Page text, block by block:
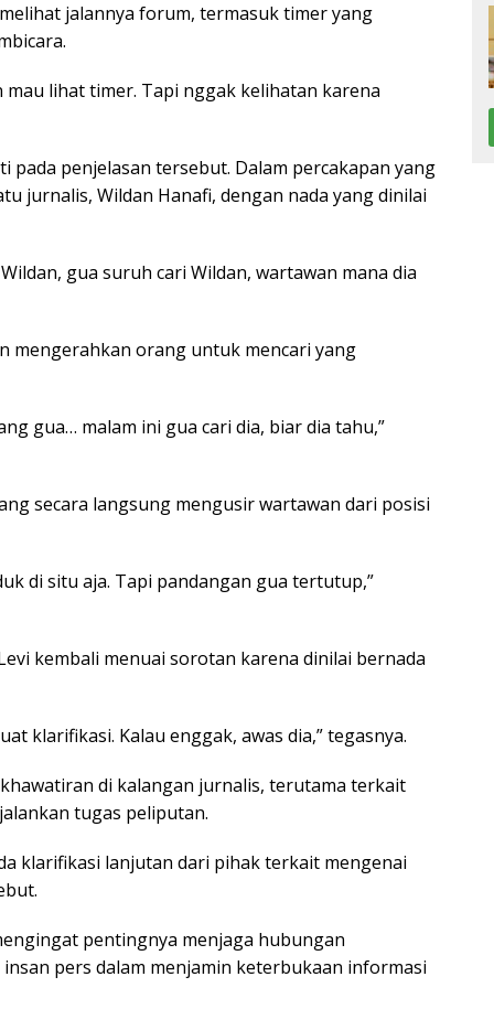
jalannya forum, termasuk timer yang
mau lihat timer. Tapi nggak kelihatan karena
pada penjelasan tersebut. Dalam percakapan yang
jurnalis, Wildan Hanafi, dengan nada yang dinilai
gua suruh cari Wildan, wartawan mana dia
mengerahkan orang untuk mencari yang
gua… malam ini gua cari dia, biar dia tahu,”
secara langsung mengusir wartawan dari posisi
di situ aja. Tapi pandangan gua tertutup,”
kembali menuai sorotan karena dinilai bernada
klarifikasi. Kalau enggak, awas dia,” tegasnya.
di kalangan jurnalis, terutama terkait
tugas peliputan.
klarifikasi lanjutan dari pihak terkait mengenai
pentingnya menjaga hubungan
pers dalam menjamin keterbukaan informasi